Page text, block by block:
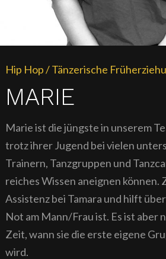
Hip Hop / Tänzerische
MARIE
Marie ist die jüngste in unserem
trotz ihrer Jugend bei vielen
Trainern, Tanzgruppen und
reiches Wissen aneignen können.
Assistenz bei Tamara und hilft
Not am Mann/Frau ist. Es ist aber
Zeit, wann sie die erste eigene
wird.